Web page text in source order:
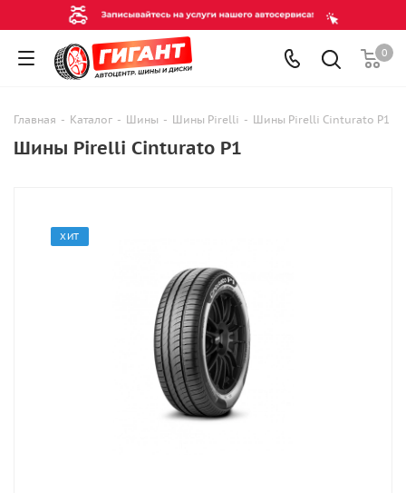
0
Главная - Каталог - Шины - Шины Pirelli - Шины Pirelli Cinturato P1
Шины Pirelli Cinturato P1
ХИТ